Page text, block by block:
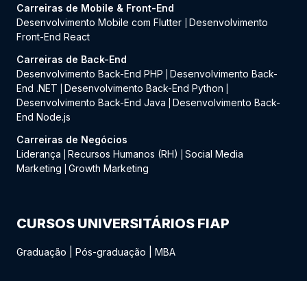
Carreiras de Mobile & Front-End
Desenvolvimento Mobile com Flutter
Desenvolvimento
Front-End React
Carreiras de Back-End
Desenvolvimento Back-End PHP
Desenvolvimento Back-
End .NET
Desenvolvimento Back-End Python
Desenvolvimento Back-End Java
Desenvolvimento Back-
End Node.js
Carreiras de Negócios
Liderança
Recursos Humanos (RH)
Social Media
Marketing
Growth Marketing
CURSOS UNIVERSITÁRIOS FIAP
Graduação Pós-graduação MBA